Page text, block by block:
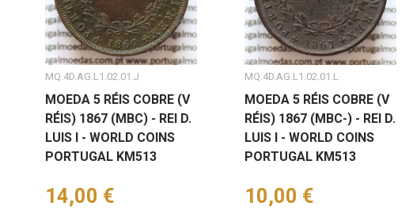
MQ.4D.AG.L1.02.01.J
MOEDA 5 RÉIS COBRE (V
RÉIS) 1867 (MBC) - REI D.
LUIS I - WORLD COINS
PORTUGAL KM513
Preço
14,00 €
MQ.4D.AG.L1.02.01.L
MOEDA 5 RÉIS COBRE (V
RÉIS) 1867 (MBC-) - REI D.
LUIS I - WORLD COINS
PORTUGAL KM513
Preço
10,00 €